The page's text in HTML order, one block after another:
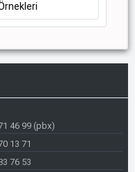
46 99 (pbx)
13 71
76 53